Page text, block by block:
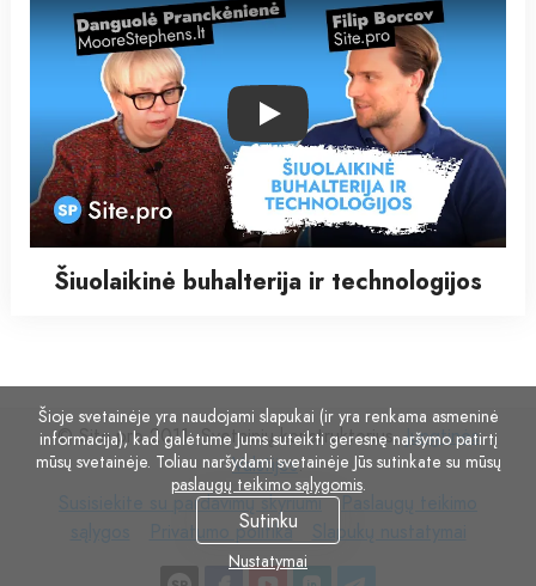
Play
Šiuolaikinė buhalterija ir technologijos
© Site.pro 2011. Svetainių konstruktorius.Jungtinės
Valstijos.
Susisiekite su pardavimų skyriumi
Paslaugų
Paslaugų teikimo
Privatumo politika
Šioje svetainėje yra naudojami slapukai (ir yra renkama asmeninė
informacija), kad galėtume Jums suteikti geresnę naršymo patirtį
mūsų svetainėje. Toliau naršydami svetainėje Jūs sutinkate su mūsų
paslaugų teikimo sąlygomis.
Sutinku
Nustatymai